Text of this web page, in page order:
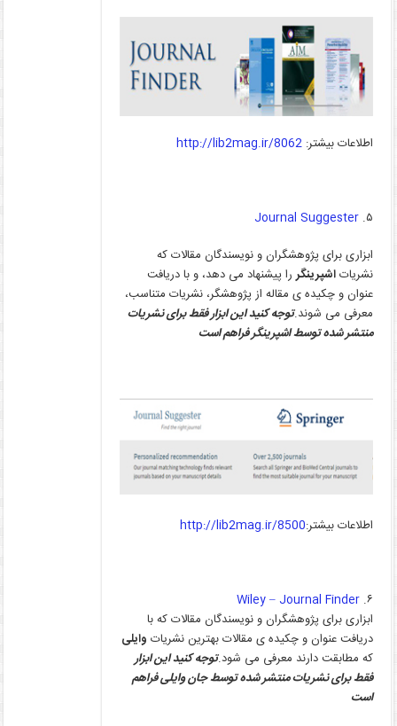
اطلاعات بیشتر: http://lib2mag.ir/8062
۵. Journal Suggester
ابزاری برای پژوهشگران و نویسندگان مقالات که
نشریاتاشپرینگررا پیشنهاد می دهد، و با دریافت
عنوان و چکیده ی مقاله از پژوهشگر، نشریات متناسب،
معرفی می شوند.توجه کنید این ابزار فقط برای نشریات
منتشر شده توسط اشپرینگر فراهم است
اطلاعات بیشتر:http://lib2mag.ir/8500
۶. Wiley – Journal Finder
ابزاری برای پژوهشگران و نویسندگان مقالات که با
دریافت عنوان و چکیده ی مقالات بهترین نشریات وایلی
که مطابقت دارند معرفی می شود.توجه کنید این ابزار
فقط برای نشریات منتشر شده توسط جان وایلی فراهم
است